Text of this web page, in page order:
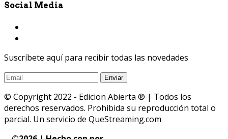
Social Media
Suscríbete aquí para recibir todas las novedades
© Copyright 2022 - Edicion Abierta ® | Todos los
derechos reservados. Prohibida su reproducción total o
parcial. Un servicio de QueStreaming.com